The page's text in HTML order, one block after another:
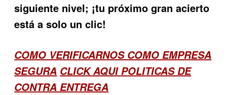
siguiente nivel; ¡tu próximo gran acierto
está a solo un clic!
COMO VERIFICARNOS COMO EMPRESA
SEGURA CLICK AQUI POLITICAS DE
CONTRA ENTREGA